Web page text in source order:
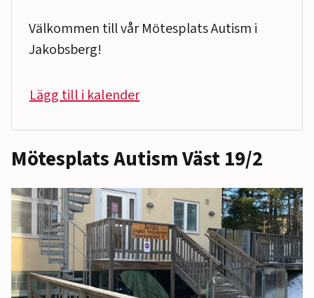
Mötesplats Autism Väst 19/2
Välkommen till vår Mötesplats Autism i
Jakobsberg!
Lägg till i kalender